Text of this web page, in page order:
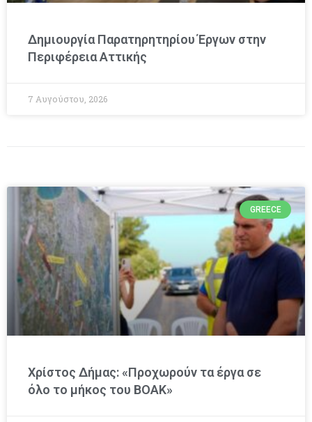
Δημιουργία Παρατηρητηρίου Έργων στην
Περιφέρεια Αττικής
7 Αυγούστου, 2026
GREECE
Χρίστος Δήμας: «Προχωρούν τα έργα σε
όλο το μήκος του ΒΟΑΚ»